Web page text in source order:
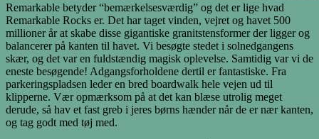
Remarkable betyder “bemærkelsesværdig” og det er lige hvad
Remarkable Rocks er. Det har taget vinden, vejret og havet 500
millioner år at skabe disse gigantiske granitstensformer der ligger og
balancerer på kanten til havet. Vi besøgte stedet i solnedgangens
skær, og det var en fuldstændig magisk oplevelse. Samtidig var vi de
eneste besøgende! Adgangsforholdene dertil er fantastiske. Fra
parkeringspladsen leder en bred boardwalk hele vejen ud til
klipperne. Vær opmærksom på at det kan blæse utrolig meget
derude, så hav et fast greb i jeres børns hænder når de er nær kanten,
og tag godt med tøj med.